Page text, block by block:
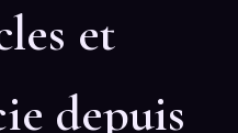
et
depuis